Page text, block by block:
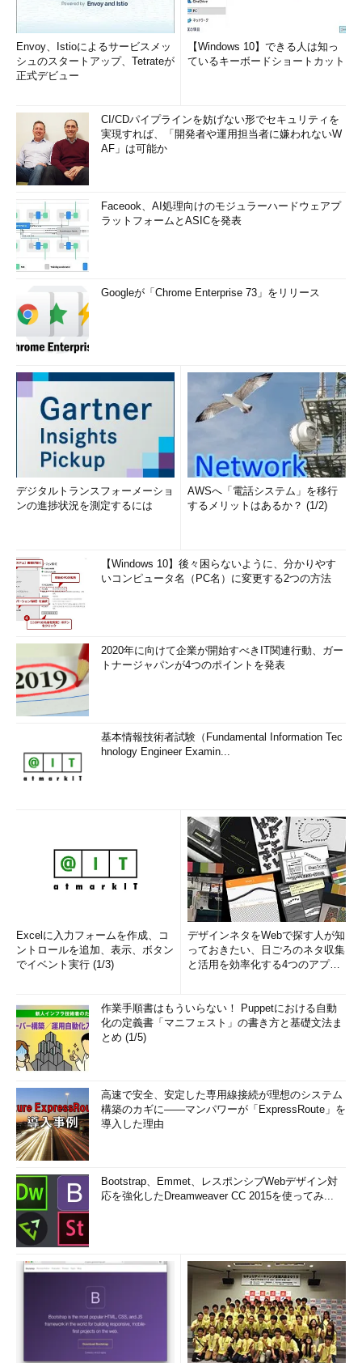
Envoy、Istioによるサービスメッ
シュのスタートアップ、Tetrateが
正式デビュー
【Windows 10】できる人は知っ
ているキーボードショートカット
CI/CDパイプラインを妨げない形でセキュリティを
実現すれば、「開発者や運用担当者に嫌われないW
AF」は可能か
Faceook、AI処理向けのモジュラーハードウェアプ
ラットフォームとASICを発表
Googleが「Chrome Enterprise 73」をリリース
デジタルトランスフォーメーショ
ンの進捗状況を測定するには
AWSへ「電話システム」を移行
するメリットはあるか？ (1/2)
【Windows 10】後々困らないように、分かりやす
いコンピュータ名（PC名）に変更する2つの方法
2020年に向けて企業が開始すべきIT関連行動、ガー
トナージャパンが4つのポイントを発表
基本情報技術者試験（Fundamental Information Tec
hnology Engineer Examin...
Excelに入力フォームを作成、コ
ントロールを追加、表示、ボタン
でイベント実行 (1/3)
デザインネタをWebで探す人が知
っておきたい、日ごろのネタ収集
と活用を効率化する4つのアプリ
作業手順書はもういらない！ Puppetにおける自動
化の定義書「マニフェスト」の書き方と基礎文法ま
とめ (1/5)
高速で安全、安定した専用線接続が理想のシステム
構築のカギに――マンパワーが「ExpressRoute」を
導入した理由
Bootstrap、Emmet、レスポンシブWebデザイン対
応を強化したDreamweaver CC 2015を使ってみ...